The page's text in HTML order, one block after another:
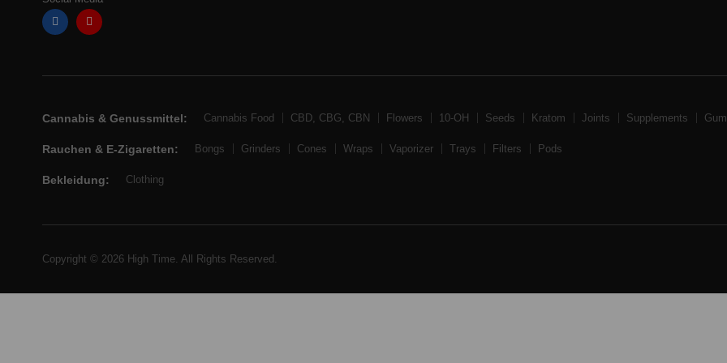
Cannabis & Genussmittel: Cannabis Food CBD, CBG, CBN Flowers 10-OH Seeds Kratom Joints Supplements
Rauchen & E-Zigaretten: Bongs Grinders Cones Wraps Vaporizer Trays Filters Pods
Bekleidung: Clothing
Copyright © 2026 High Time. All Rights Reserved.